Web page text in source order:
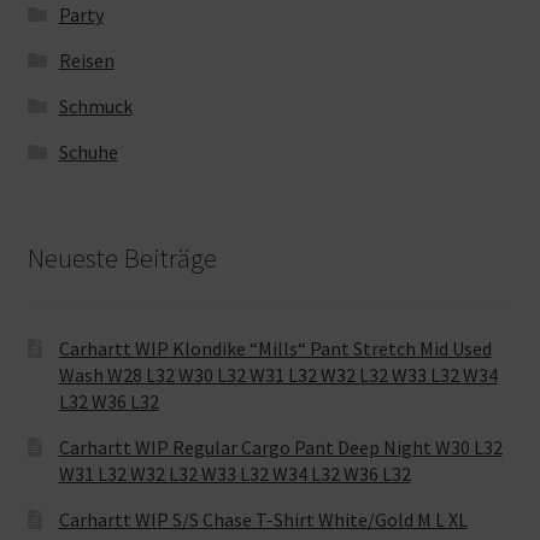
Party
Reisen
Schmuck
Schuhe
Neueste Beiträge
Carhartt WIP Klondike “Mills“ Pant Stretch Mid Used
Wash W28 L32 W30 L32 W31 L32 W32 L32 W33 L32 W34
L32 W36 L32
Carhartt WIP Regular Cargo Pant Deep Night W30 L32
W31 L32 W32 L32 W33 L32 W34 L32 W36 L32
Carhartt WIP S/S Chase T-Shirt White/Gold M L XL